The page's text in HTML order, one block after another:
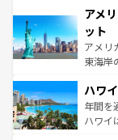
ンツ一
の建物
博物館
ことが
者向け
着のス
アメ
ット
アメリ
東海岸
のよう
ンメン
西部に
ハワイ
年間を
ハワイ